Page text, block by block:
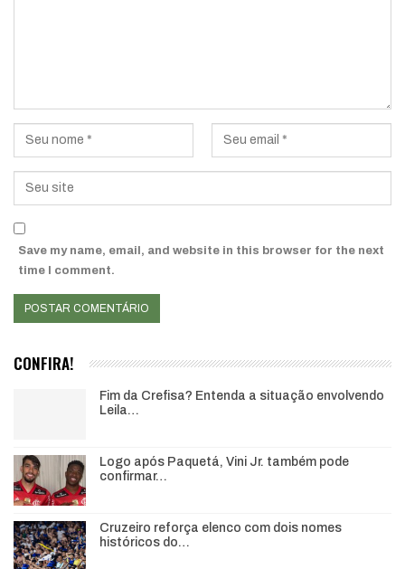
Save my name, email, and website in this browser for the next
time I comment.
CONFIRA!
Fim da Crefisa? Entenda a situação envolvendo
Leila…
Logo após Paquetá, Vini Jr. também pode
confirmar…
Cruzeiro reforça elenco com dois nomes
históricos do…